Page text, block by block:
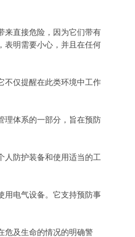
来直接危险，因为它们带有
表明需要小心，并且在任何
不仅提醒在此类环境中工作
理体系的一部分，旨在预防
人防护装备和使用适当的工
用电气设备。它支持预防事
危及生命的情况的明确警